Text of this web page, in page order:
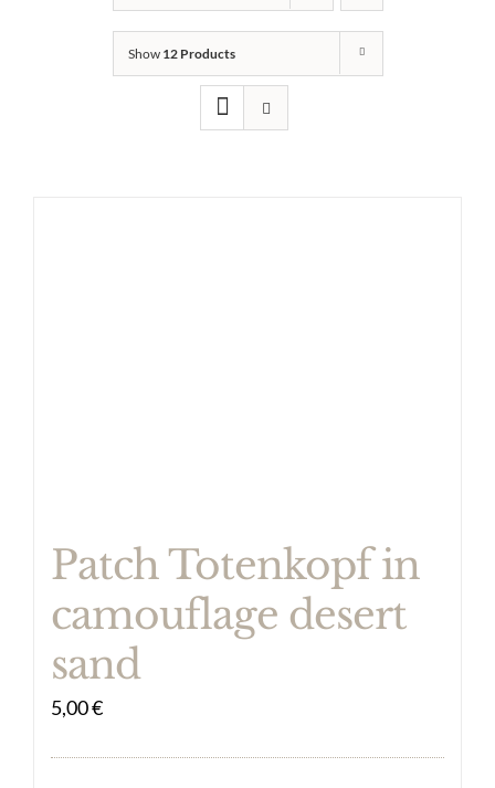
Show 12 Products
Patch Totenkopf in
camouflage desert
sand
5,00€